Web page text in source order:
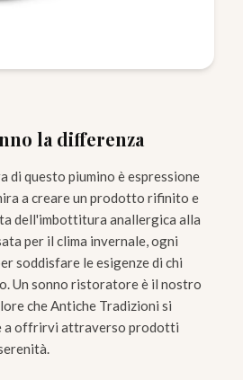
la differenza
di questo piumino è espressione
a creare un prodotto rifinito e
dell'imbottitura anallergica alla
per il clima invernale, ogni
soddisfare le esigenze di chi
Un sonno ristoratore è il nostro
che Antiche Tradizioni si
a offrirvi attraverso prodotti